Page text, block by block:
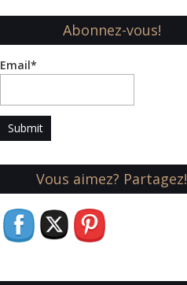
Abonnez-vous!
Email*
Vous aimez? Partagez!